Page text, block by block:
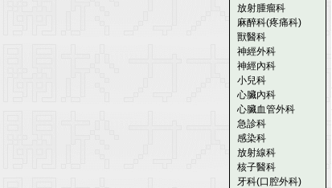
放射腫瘤科
麻醉科(疼痛科)
獸醫科
神經外科
神經內科
小兒科
心臟內科
心臟血管外科
急診科
感染科
放射線科
核子醫科
牙科(口腔外科)